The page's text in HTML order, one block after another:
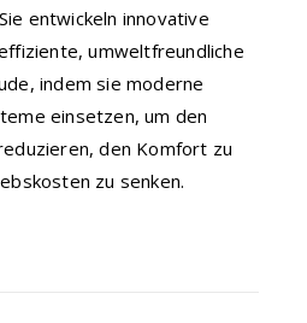
entwickeln innovative
umweltfreundliche
indem sie moderne
einsetzen, um den
den Komfort zu
zu senken.